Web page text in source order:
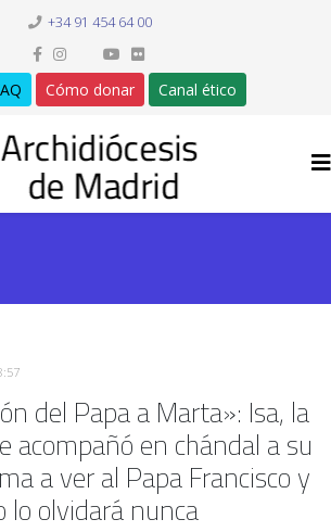
+34 91 454 64 00
Cómo donar Canal ético
del Papa a Marta»: Isa, la
acompañó en chándal a su
a ver al Papa Francisco y
lo olvidará nunca